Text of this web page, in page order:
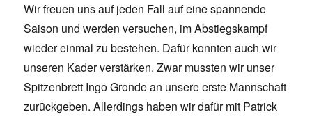
Wir freuen uns auf jeden Fall auf eine spannende
Saison und werden versuchen, im Abstiegskampf
wieder einmal zu bestehen. Dafür konnten auch wir
unseren Kader verstärken. Zwar mussten wir unser
Spitzenbrett Ingo Gronde an unsere erste Mannschaft
zurückgeben. Allerdings haben wir dafür mit Patrick